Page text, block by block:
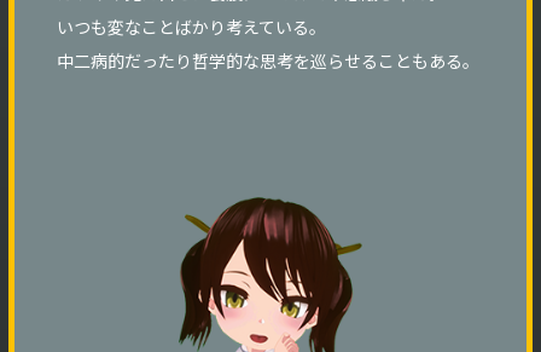
いつも変なことばかり考えている。
中二病的だったり哲学的な思考を巡らせることもある。